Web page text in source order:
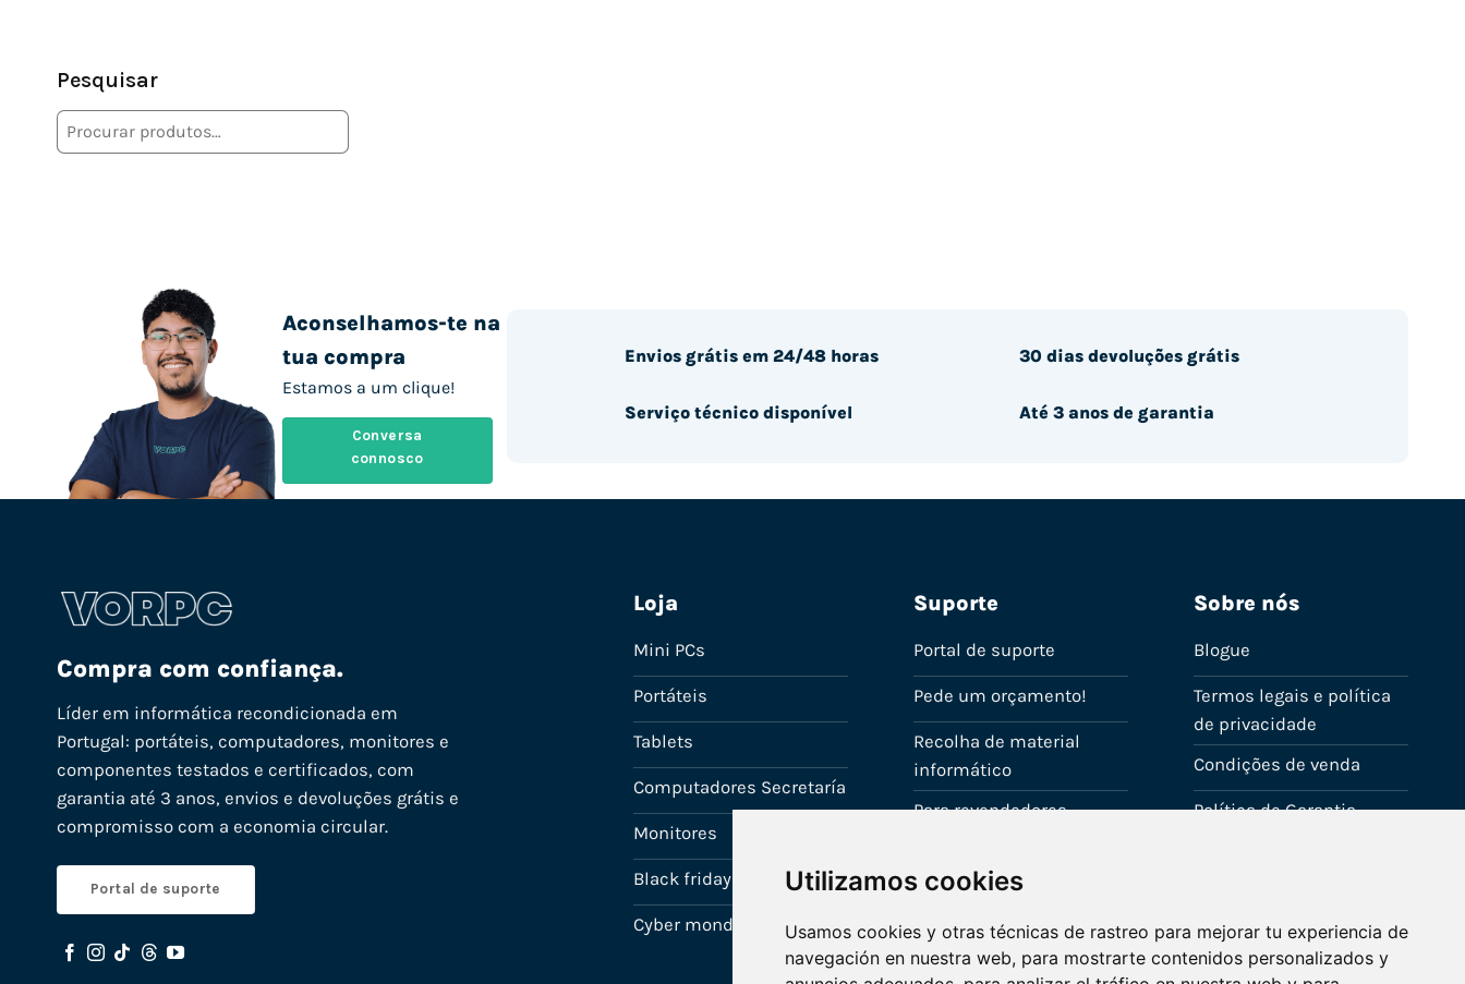
Utilizamos cookies
Usamos cookies y otras técnicas de rastreo para mejorar tu experiencia de
navegación en nuestra web, para mostrarte contenidos personalizados y
Pesquisar
Aconselhamos-te na
tua compra
Estamos a um clique!
Conversa
connosco
Envios grátis em 24/48 horas
Serviço técnico disponível
30 dias devoluções grátis
Até 3 anos de garantia
Compra com confiança.
Líder em informática recondicionada em
Portugal: portáteis, computadores, monitores e
componentes testados e certificados, com
garantia até 3 anos, envios e devoluções grátis e
compromisso com a economia circular.
Portal de suporte
Loja
Mini PCs
Portáteis
Tablets
Computadores Secretaría
Monitores
Black friday
Cyber monday
Suporte
Portal de suporte
Pede um orçamento!
Recolha de material
informático
Para revendedores
Sobre nós
Blogue
Termos legais e política
de privacidade
Condições de venda
Política de Garantia
Fale connosco